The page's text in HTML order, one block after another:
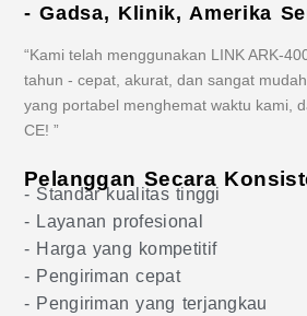
- Gadsa, Klinik, Amerika
“Kami telah menggunakan LINK ARK-
tahun - cepat, akurat, dan sangat
yang portabel menghemat waktu kami,
CE! ”
Pelanggan Secara
- Standar kualitas tinggi
- Layanan profesional
- Harga yang kompetitif
- Pengiriman cepat
- Pengiriman yang terjangkau